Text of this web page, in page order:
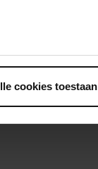
cookies toestaan